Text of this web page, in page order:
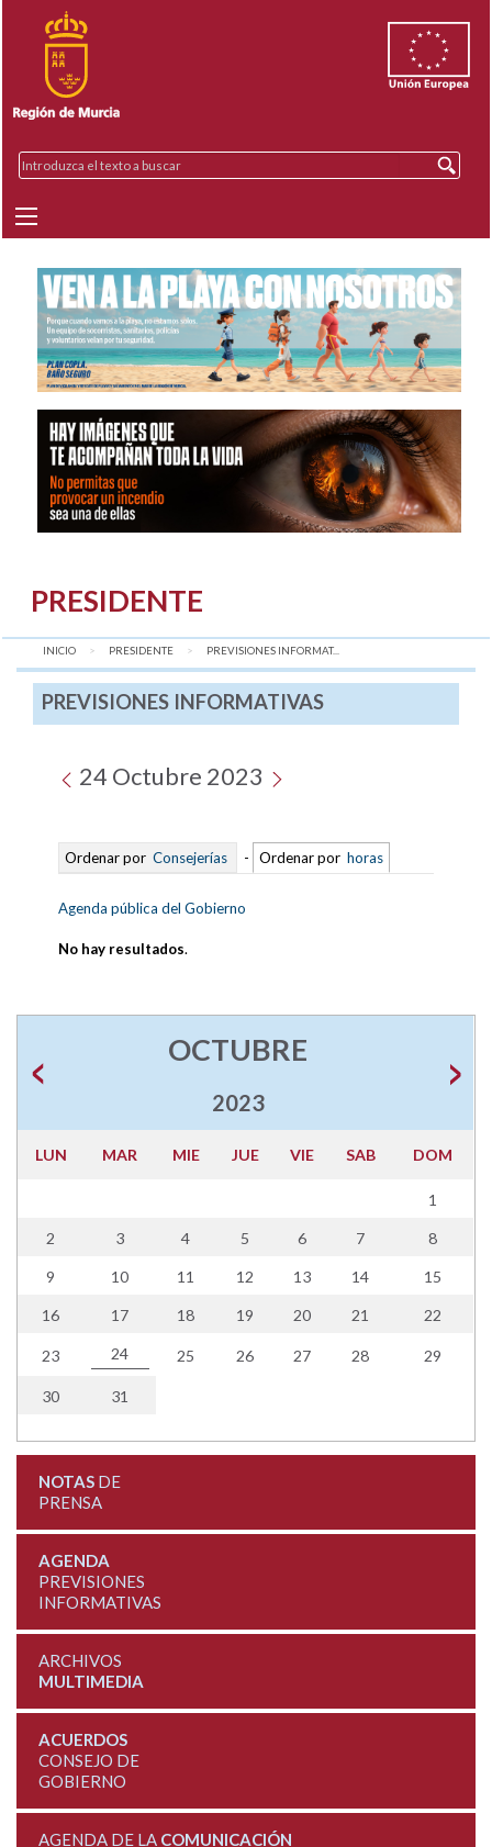
PRESIDENTE
INICIO PRESIDENTE AQUÍ:
PREVISIONES INFORMAT...
PREVISIONES INFORMATIVAS
24 Octubre 2023
Ordenar por Consejerías - Ordenar por horas
Agenda pública del Gobierno
No hay resultados.
OCTUBRE
2023
LUN MAR MIE JUE VIE SAB DOM
1
2 3 4 5 6 7 8
9 10 11 12 13 14 15
16 17 18 19 20 21 22
23 24 25 26 27 28 29
30 31
NOTASDE
PRENSA
AGENDA
PREVISIONES
INFORMATIVAS
ARCHIVOS
MULTIMEDIA
ACUERDOS
CONSEJO DE
GOBIERNO
AGENDA DE LA COMUNICACIÓN